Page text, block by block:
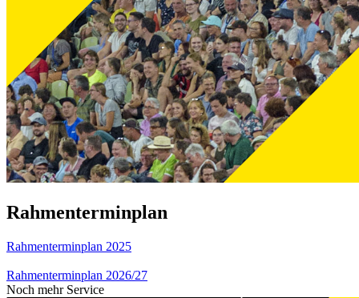
Rahmenterminplan
Rahmenterminplan 2025
Rahmenterminplan 2026/27
Noch mehr Service